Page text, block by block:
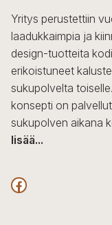
Yritys perustettiin
laadukkaimpia ja
design-tuotteita
erikoistuneet
sukupolvelta
konsepti on
sukupolven aikana
lisää...
F